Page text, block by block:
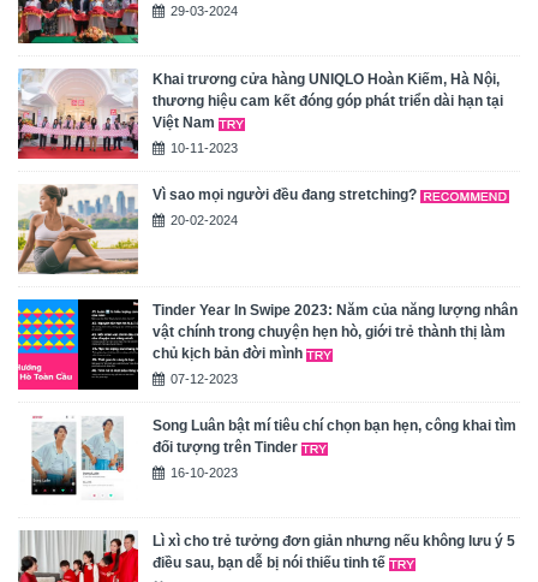
29-03-2024
Khai trương cửa hàng UNIQLO Hoàn Kiếm, Hà Nội,
thương hiệu cam kết đóng góp phát triển dài hạn tại
Việt Nam
10-11-2023
Vì sao mọi người đều đang stretching?
20-02-2024
Tinder Year In Swipe 2023: Năm của năng lượng nhân
vật chính trong chuyện hẹn hò, giới trẻ thành thị làm
chủ kịch bản đời mình
07-12-2023
Song Luân bật mí tiêu chí chọn bạn hẹn, công khai tìm
đối tượng trên Tinder
16-10-2023
Lì xì cho trẻ tưởng đơn giản nhưng nếu không lưu ý 5
điều sau, bạn dễ bị nói thiếu tinh tế